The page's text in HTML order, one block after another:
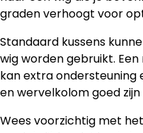
graden verhoogt voor
Standaard kussens
wig worden gebruikt.
kan extra ondersteuning
en wervelkolom goed zijn
Wees voorzichtig met